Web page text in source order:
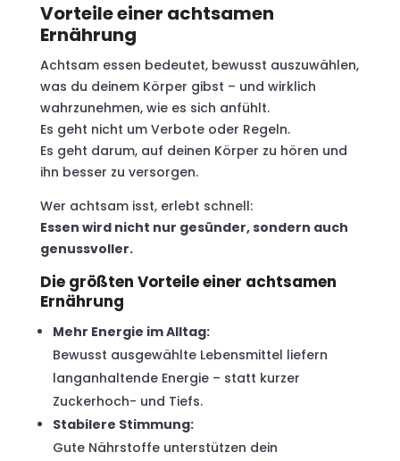
Vorteile einer achtsamen
Ernährung
Achtsam essen bedeutet, bewusst auszuwählen,
was du deinem Körper gibst – und wirklich
wahrzunehmen, wie es sich anfühlt.
Es geht nicht um Verbote oder Regeln.
Es geht darum, auf deinen Körper zu hören und
ihn besser zu versorgen.
Wer achtsam isst, erlebt schnell:
Essen wird nicht nur gesünder, sondern auch
genussvoller.
Die größten Vorteile einer achtsamen
Ernährung
Mehr Energie im Alltag:
Bewusst ausgewählte Lebensmittel liefern
langanhaltende Energie – statt kurzer
Zuckerhoch- und Tiefs.
Stabilere Stimmung:
Gute Nährstoffe unterstützen dein